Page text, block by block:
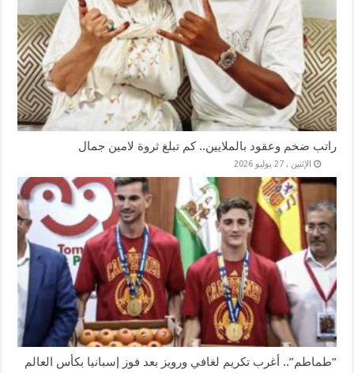
راتب ضخم وعقود بالملايين.. كم تبلغ ثروة لامين جمال
الإثنين , 27 يوليو 2026
“طماطم”.. أغرب تكريم لغافي ورويز بعد فوز إسبانيا بكأس العالم